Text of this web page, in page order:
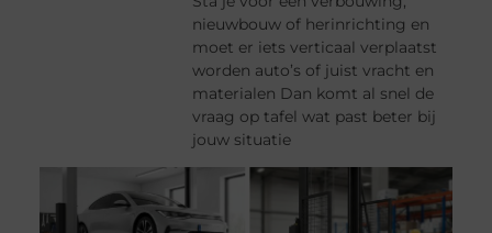
nieuwbouw of herinrichting en
moet er iets verticaal verplaatst
worden auto’s of juist vracht en
materialen Dan komt al snel de
vraag op tafel wat past beter bij
jouw situatie